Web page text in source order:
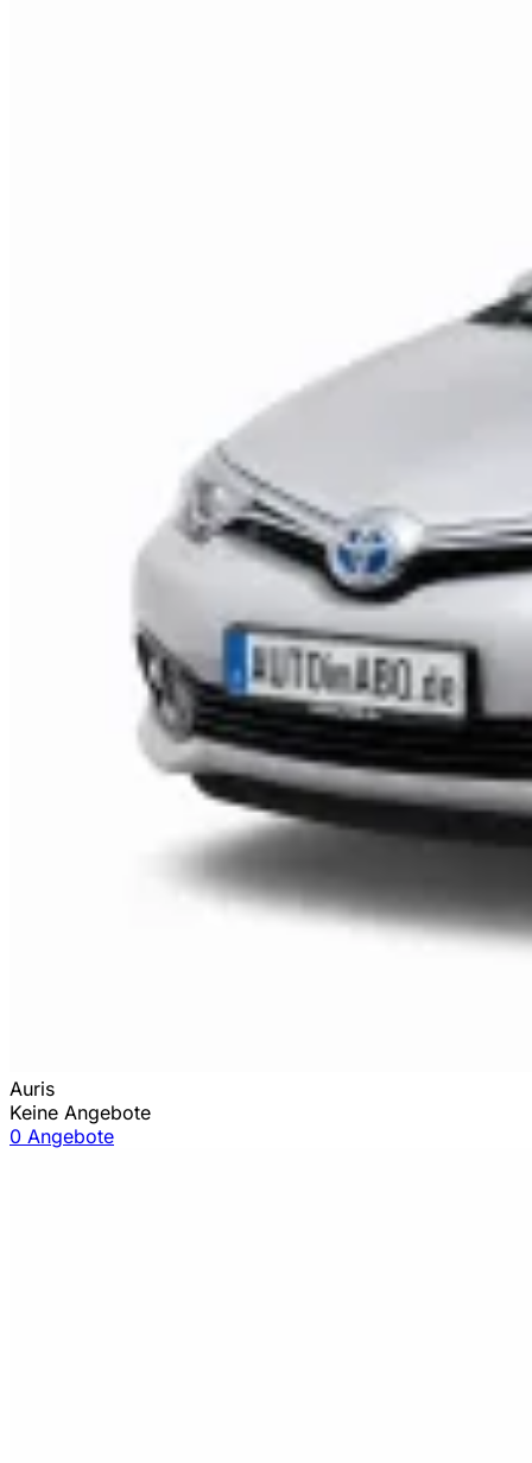
Auris
Keine Angebote
0 Angebote